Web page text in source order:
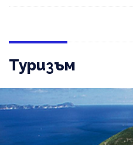
Туризъм